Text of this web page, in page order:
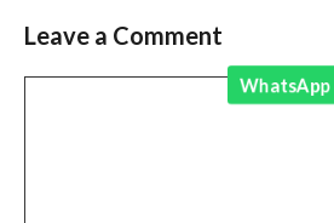
Leave a Comment
WhatsApp